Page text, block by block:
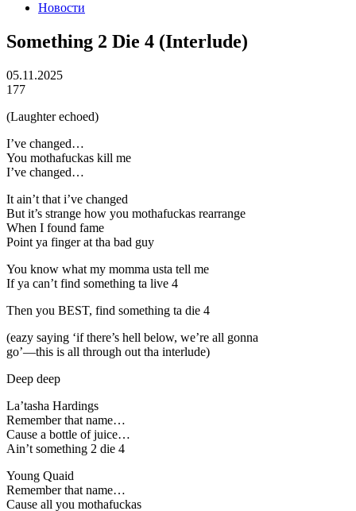
Новости
Something 2 Die 4 (Interlude)
05.11.2025
177
(Laughter echoed)
I’ve changed…
You mothafuckas kill me
I’ve changed…
It ain’t that i’ve changed
But it’s strange how you mothafuckas rearrange
When I found fame
Point ya finger at tha bad guy
You know what my momma usta tell me
If ya can’t find something ta live 4
Then you BEST, find something ta die 4
(eazy saying ‘if there’s hell below, we’re all gonna
go’—this is all through out tha interlude)
Deep deep
La’tasha Hardings
Remember that name…
Cause a bottle of juice…
Ain’t something 2 die 4
Young Quaid
Remember that name…
Cause all you mothafuckas